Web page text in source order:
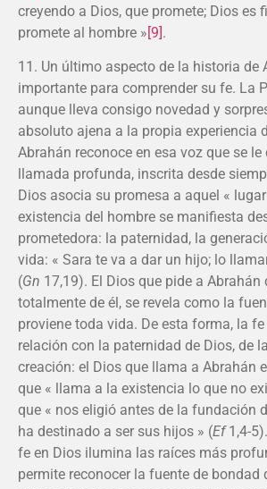
creyendo a Dios, que promete; Dios es
promete al hombre »[9].
11. Un último aspecto de la historia de
importante para comprender su fe. La
aunque lleva consigo novedad y
absoluto ajena a la propia experiencia
Abrahán reconoce en esa voz que se le
llamada profunda, inscrita desde
Dios asocia su promesa a aquel «
existencia del hombre se manifiesta
prometedora: la paternidad, la
vida: « Sara te va a dar un hijo; lo
(Gn 17,19). El Dios que pide a Abrahán
totalmente de él, se revela como la
proviene toda vida. De esta forma, la fe
relación con la paternidad de Dios, de
creación: el Dios que llama a Abrahán
que « llama a la existencia lo que no
que « nos eligió antes de la fundación
ha destinado a ser sus hijos » (Ef1,4-
fe en Dios ilumina las raíces más
permite reconocer la fuente de bondad